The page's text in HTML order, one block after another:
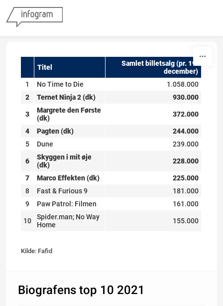
Titel
Samlet billetsalg (pr. 19.
december)
1
No Time to Die
1.058.000
2
Ternet Ninja 2 (dk) 930.000
3
Margrete den Første
(dk)
372.000
4 Pagten (dk)
244.000
5
Dune 239.000
6
Skyggen i mit øje
(dk)
228.000
7 Marco Effekten (dk)
225.000
8
Fast & Furious 9
181.000
9
Paw Patrol: Filmen 161.000
10
Spider.man; No Way
Home
155.000
Kilde: Fafid
Biografens top 10 2021